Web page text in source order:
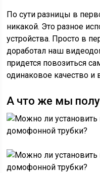
По сути разницы в
никакой. Это разное
устройства. Просто в
доработал наш
придется повозиться
одинаковое качество и
А что же мы